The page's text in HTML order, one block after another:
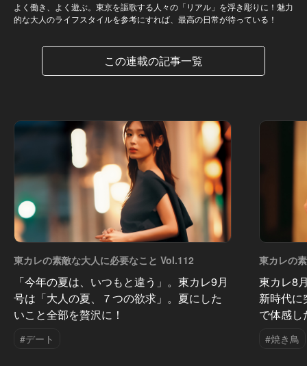
よく働き、よく遊ぶ。東京を謳歌する人々の「リアル」を浮き彫りに！魅力
的な大人のライフスタイルを参考にすれば、最高の日常が待っている！
この連載の記事一覧
東カレの素敵な大人に必要なこと Vol.112
「今年の夏は、いつもと違う」。東カレ9月
号は「大人の夏、７つの欲求」。夏にした
いこと全部を贅沢に！
#デート
東カレの
東カレ8
新時代
で体感し
#焼き鳥